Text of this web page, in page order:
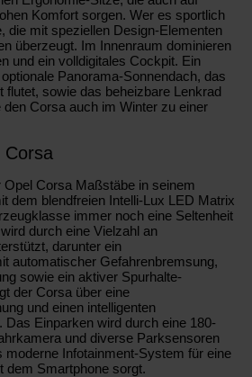
Komfort sorgen. Wer es sportlich
die mit speziellen Design-Elementen
überzeugt. Im Innenraum dominieren
und ein volldigitales Cockpit. Ein
Panorama-Sonnendach, das
flutet, sowie das beheizbare Lenkrad
den Corsa auch im Winter zu einer
Corsa
Corsa Maßstäbe in seinem
dem blendfreien Intelli-Lux LED Matrix
immer noch eine Seltenheit
durch eine Vielzahl an
darunter ein
automatischer Gefahrenbremsung,
sowie ein aktiver Spurhalte-
der Corsa über eine
und einen intelligenten
Das Einparken wird durch eine 180-
und diverse Parksensoren
moderne Infotainment-System für eine
dem Smartphone sorgt.